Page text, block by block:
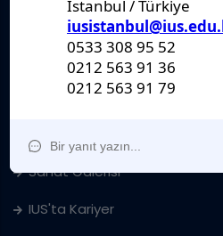
Kayıt Kabul
Denklik
Ders Katalogları
Sanat Galerisi
IUS'ta Kariyer